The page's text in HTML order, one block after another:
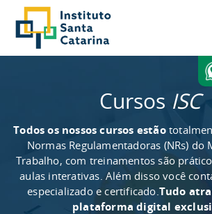
Cursos ISC
Todos os nossos cursos estão
Normas Regulamentadoras (NRs) do
Trabalho, com treinamentos são
aulas interativas. Além disso você
especializado e certificado.Tudo
plataforma digital